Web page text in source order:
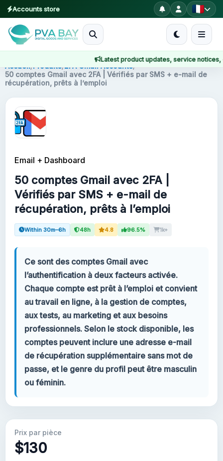
Accounts store
Latest product updates, service notices,
MENU
Produits
Blog
About
2FA
FAQ
Contact
CATÉGORIES
Google Voice
Comptes Gmail 2024
Comptes Gmail 2023
Forwarding Gmail
Accueil/Produits/2FA Gmail Accounts/
50 comptes Gmail avec 2FA | Vérifiés par SMS + e-mail de
récupération, prêts à l’emploi
Email + Dashboard
50 comptes Gmail avec 2FA |
Vérifiés par SMS + e-mail de
récupération, prêts à l’emploi
Within 30m–6h 48h 4.8 96.5% 1k+
Ce sont des comptes Gmail avec
l’authentification à deux facteurs activée.
Chaque compte est prêt à l’emploi et convient
au travail en ligne, à la gestion de comptes,
aux tests, au marketing et aux besoins
professionnels. Selon le stock disponible, les
comptes peuvent inclure une adresse e-mail
de récupération supplémentaire sans mot de
passe, et le genre du profil peut être masculin
ou féminin.
Prix par pièce
$130